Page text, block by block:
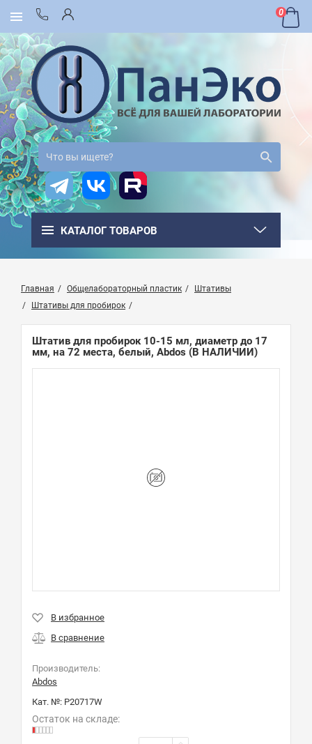
0
КАТАЛОГ ТОВАРОВ
Главная Общелабораторный пластик
Штативы
Штативы для пробирок
Штатив для пробирок 10-15 мл, диаметр до 17
мм, на 72 места, белый, Abdos (В НАЛИЧИИ)
Производитель:
Abdos
Кат. №: P20717W
Остаток на складе: